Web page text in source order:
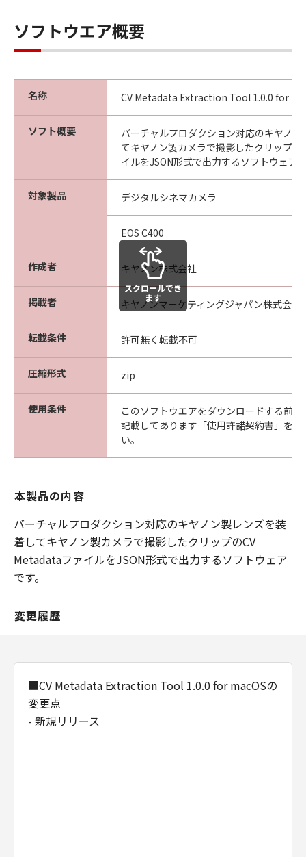
ソフトウエア概要
名称 CV Metadata Extraction Tool 1.0.0 for
ソフト概要
バーチャルプロダクション対応のキヤノ
てキヤノン製カメラで撮影したクリップ
イルをJSON形式で出力するソフトウェア
対象製品 デジタルシネマカメラ
EOS C400
作成者 キヤノン株式会社
掲載者 キヤノンマーケティングジャパン株式会社
転載条件 許可無く転載不可
圧縮形式 zip
使用条件
このソフトウエアをダウンロードする前
記載してあります「使用許諾契約書」を
い。
スクロールでき
ます
本製品の内容
バーチャルプロダクション対応のキヤノン製レンズを装
着してキヤノン製カメラで撮影したクリップのCV
MetadataファイルをJSON形式で出力するソフトウェア
です。
変更履歴
■CV Metadata Extraction Tool 1.0.0 for macOSの
変更点
- 新規リリース